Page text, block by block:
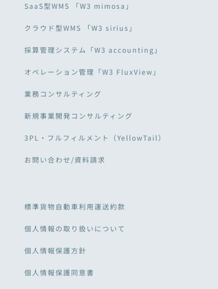
SaaS型WMS 「W3 mimosa」
クラウド型WMS 「W3 sirius」
採算管理システム「W3 accounting」
オペレーション管理「W3 FluxView」
業務コンサルティング
新規事業開発コンサルティング
3PL・フルフィルメント（YellowTail）
お問い合わせ/資料請求
標準貨物自動車利用運送約款
個人情報の取り扱いについて
個人情報保護方針
個人情報保護同意書